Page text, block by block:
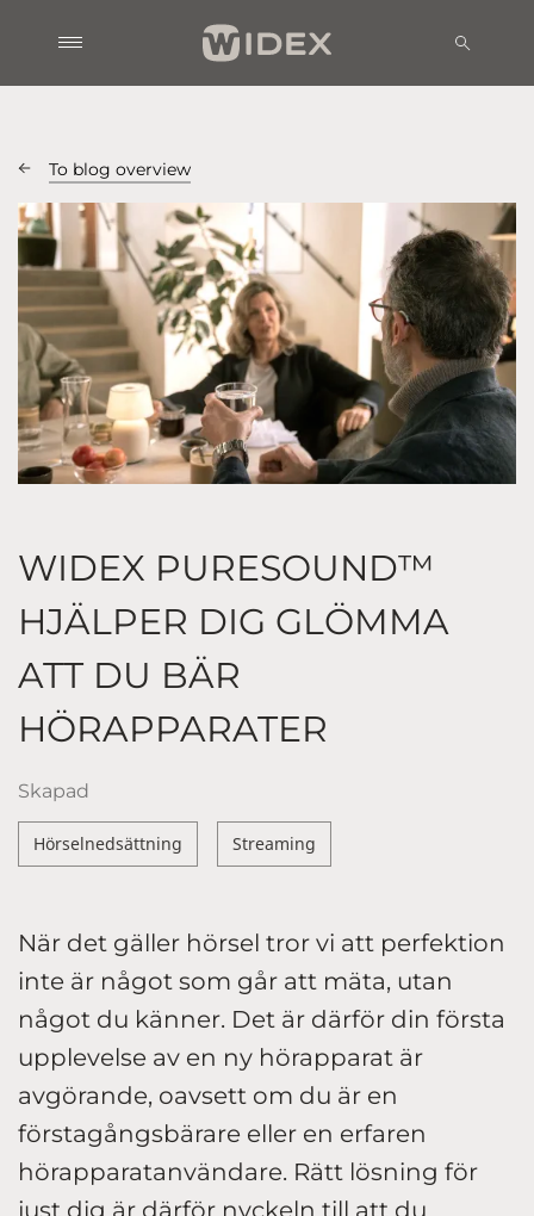
To blog overview
WIDEX PURESOUND™
HJÄLPER DIG GLÖMMA
ATT DU BÄR
HÖRAPPARATER
Skapad
Hörselnedsättning Streaming
När det gäller hörsel tror vi att perfektion
inte är något som går att mäta, utan
något du känner. Det är därför din första
upplevelse av en ny hörapparat är
avgörande, oavsett om du är en
förstagångsbärare eller en erfaren
hörapparatanvändare. Rätt lösning för
just dig är därför nyckeln till att du